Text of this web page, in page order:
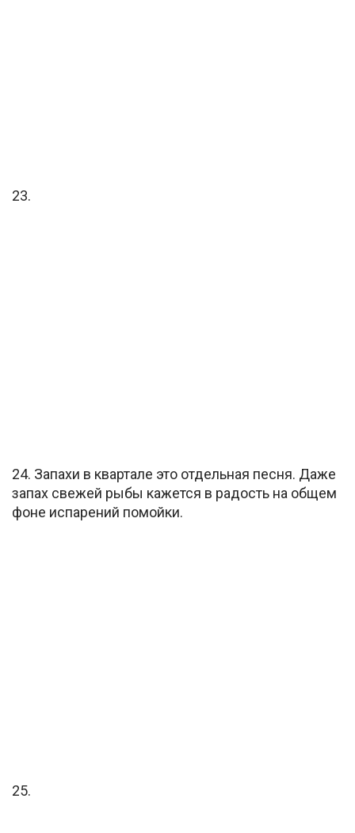
23.
24. Запахи в квартале это отдельная песня. Даже
запах свежей рыбы кажется в радость на общем
фоне испарений помойки.
25.